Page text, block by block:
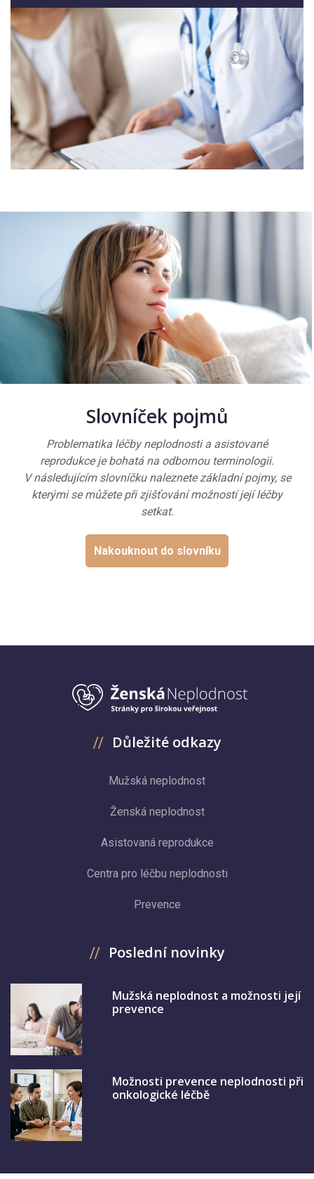
Slovníček pojmů
Problematika léčby neplodnosti a asistované
reprodukce je bohatá na odbornou terminologii.
V následujícím slovníčku naleznete základní pojmy, se
kterými se můžete při zjišťování možností její léčby
setkat.
Nakouknout do slovníku
Důležité odkazy
Mužská neplodnost
Ženská neplodnost
Asistovaná reprodukce
Centra pro léčbu neplodnosti
Prevence
Poslední novinky
Mužská neplodnost a možnosti její
prevence
Možnosti prevence neplodnosti při
onkologické léčbě